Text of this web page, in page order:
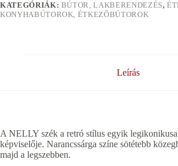
KATEGÓRIÁK: BÚTOR, LAKBERENDEZÉS,
KONYHABÚTOROK, ÉTKEZÕBÚTOROK
Leírás
A NELLY szék a retró stílus egyik
képviselője. Narancssárga színe sötétebb
majd a legszebben.